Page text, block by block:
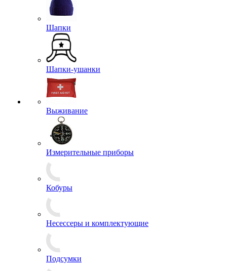
Береты
Кепки
Панамы
Пилотки
Фуражки
Шапки
Шапки-ушанки